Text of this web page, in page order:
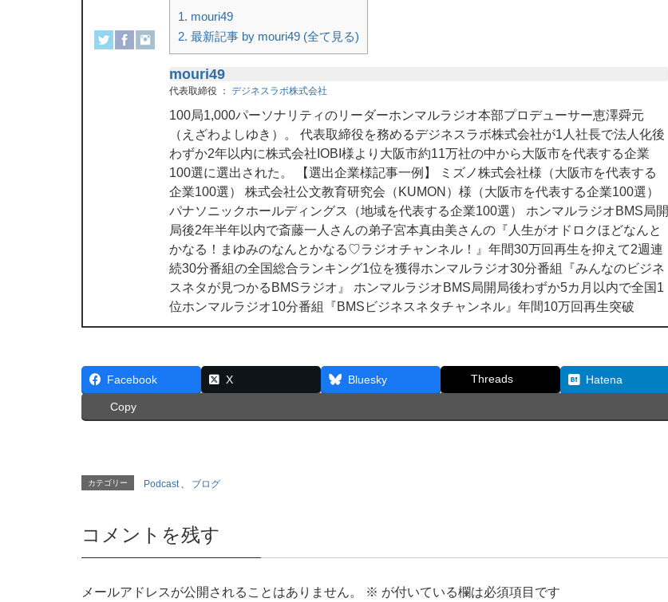
使
っ
て
く
だ
さ
い。
1. mouri49
2. 最新記事 by mouri49 (全て見る)
mouri49
代表取締役 ： デジネスラボ株式会社
100局1,000パーソナリティのリーダーホンマルラジオ本部プロデューサー恵澤舜元
（えざわよしゆき）。 代表取締役を務めるデジネスラボ株式会社が1人社長で法人化後
わずか2年以内に株式会社IOBI様より大阪市約11万社の中から大阪市を代表する企業
100選に選出された。 【選出企業様記事一例】 ミズノ株式会社様（大阪市を代表する
企業100選） 株式会社公文教育研究会（KUMON）様（大阪市を代表する企業100選）
パナソニックホールディングス（地域を代表する企業100選） ホンマルラジオBMS局開
局後2年半年以内で斎藤一人さんの弟子宮本真由美さんの『人生がオドロクほどなんと
かなる！まゆみのなんとかなる♡ラジオチャンネル！』年間30万回再生を抑えて2週連
続30分番組の全国総合ランキング1位を獲得ホンマルラジオ30分番組『みんなのビジネ
スネタが見つかるBMSラジオ』 ホンマルラジオBMS局開局後わずか5カ月以内で全国1
位ホンマルラジオ10分番組『BMSビジネスネタチャンネル』年間10万回再生突破
Facebook X Bluesky Threads Hatena
Copy
カテゴリー Podcast 、 ブログ
コメントを残す
メールアドレスが公開されることはありません。 ※ が付いている欄は必須項目です